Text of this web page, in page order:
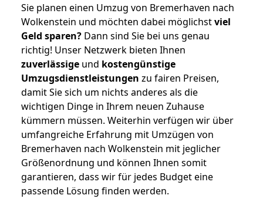
Sie planen einen Umzug von Bremerhaven nach
Wolkenstein und möchten dabei möglichstviel
Geld sparen? Dann sind Sie bei uns genau
richtig! Unser Netzwerk bieten Ihnen
zuverlässige und kostengünstige
Umzugsdienstleistungen zu fairen Preisen,
damit Sie sich um nichts anderes als die
wichtigen Dinge in Ihrem neuen Zuhause
kümmern müssen. Weiterhin verfügen wir über
umfangreiche Erfahrung mit Umzügen von
Bremerhaven nach Wolkenstein mit jeglicher
Größenordnung und können Ihnen somit
garantieren, dass wir für jedes Budget eine
passende Lösung finden werden.